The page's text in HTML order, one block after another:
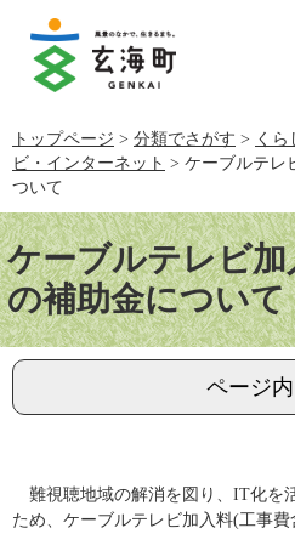
で
す。
ば
し
て
文
へ
トップページ > 分類でさがす > くら
ビ・インターネット > ケーブルテレ
ついて
本
文ケーブルテレビ
の補助金について
ページ
難視聴地域の解消を図り、IT化を
ため、ケーブルテレビ加入料(工事